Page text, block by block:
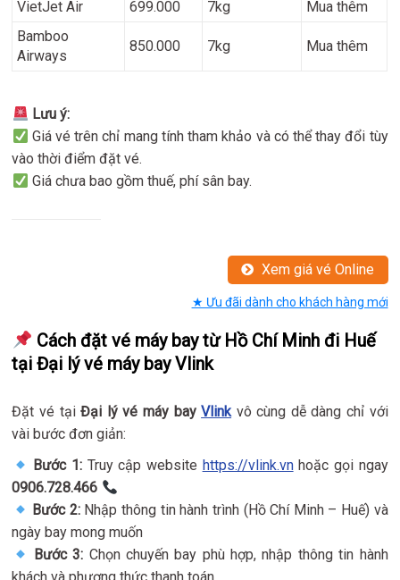
VietJet Air
699.000 7kg
Mua thêm
Bamboo
Airways
850.000 7kg Mua thêm
Lưu ý:
Giá vé trên chỉ mang tính tham khảo và có thể thay đổi tùy
vào thời điểm đặt vé.
Giá chưa bao gồm thuế, phí sân bay.
Xem giá vé Online
★ Ưu đãi dành cho khách hàng mới
Cách đặt vé máy bay từ Hồ Chí Minh đi Huế
tại Đại lý vé máy bay Vlink
Đặt vé tạiĐại lý vé máy bayVlinkvô cùng dễ dàng chỉ với
vài bước đơn giản:
Bước 1:Truy cập website https://vlink.vnhoặc gọi ngay
0906.728.466
Bước 2:Nhập thông tin hành trình (Hồ Chí Minh – Huế) và
ngày bay mong muốn
Bước 3: Chọn chuyến bay phù hợp, nhập thông tin hành